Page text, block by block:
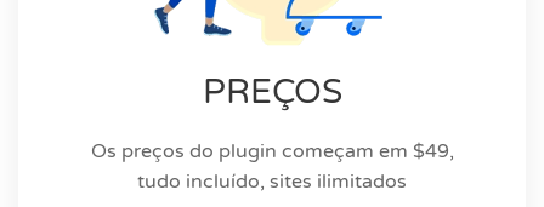
PREÇOS
Os preços do plugin começam em $49,
tudo incluído, sites ilimitados